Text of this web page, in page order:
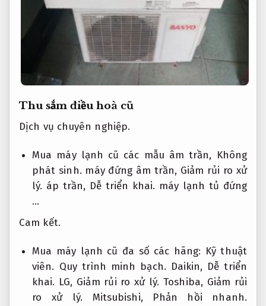
Thu sắm điều hoà cũ
Dịch vụ chuyên nghiệp.
Mua máy lạnh cũ các mẫu âm trần, Không
phát sinh. máy đứng âm trần, Giảm rủi ro xử
lý. áp trần, Dễ triển khai. máy lạnh tủ đứng
…
Cam kết.
Mua máy lạnh cũ đa số các hãng: Kỹ thuật
viên. Quy trình minh bạch. Daikin, Dễ triển
khai. LG, Giảm rủi ro xử lý. Toshiba, Giảm rủi
ro xử lý. Mitsubishi, Phản hồi nhanh.